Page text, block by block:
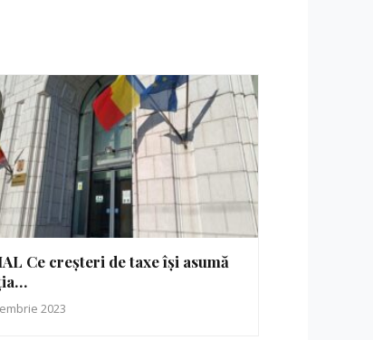
Ce creșteri de taxe își asumă
2023